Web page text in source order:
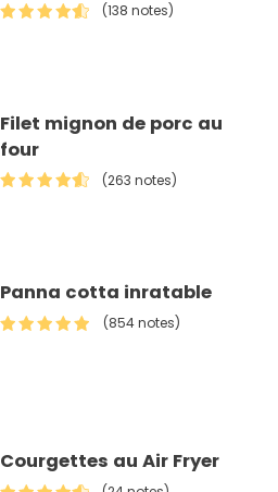
(138 notes)
Filet mignon de porc au
four
(263 notes)
Panna cotta inratable
(854 notes)
Courgettes au Air Fryer